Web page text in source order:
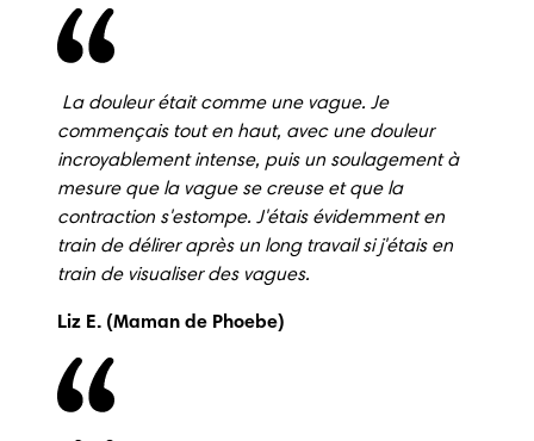
La douleur était comme une vague. Je
commençais tout en haut, avec une douleur
incroyablement intense, puis un soulagement à
mesure que la vague se creuse et que la
contraction s'estompe. J'étais évidemment en
train de délirer après un long travail si j'étais en
train de visualiser des vagues.
Liz E. (Maman de Phoebe)